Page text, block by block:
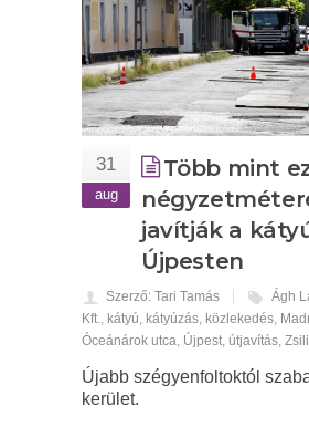
31
aug
Több mint
javítják a
Újpesten
Szerző: Tari Tamás Ágh
Kft., kátyú, kátyúzás, közlekedés,
Óceánárok utca, Újpest, útjavítás,
Újabb szégyenfoltoktól
kerület.